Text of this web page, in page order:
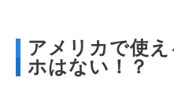
アメリカで使
ホはない！？